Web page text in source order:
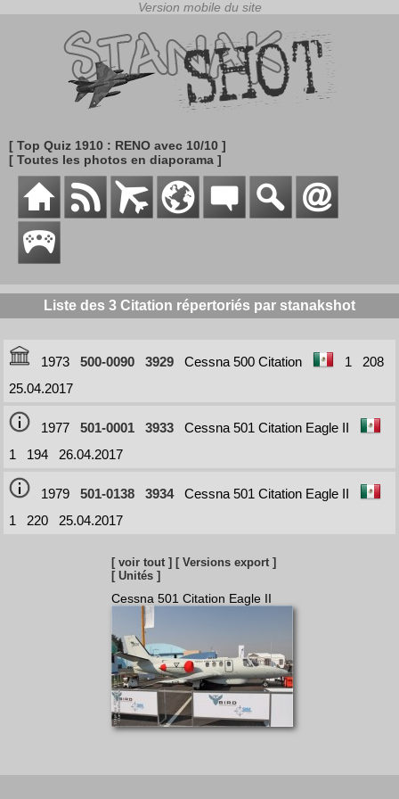
[ Top Quiz 1910 : RENO avec 10/10 ]
[ Toutes les photos en diaporama ]
Liste des 3 Citation répertoriés par stanakshot
1973 500-0090 3929 Cessna 500 Citation 1
208
25.04.2017
1977 501-0001 3933
Cessna 501 Citation Eagle II
1
194 26.04.2017
1979 501-0138 3934
Cessna 501 Citation Eagle II
1
220 25.04.2017
[ voir tout ] [ Versions export ]
[ Unités ]
Cessna 501 Citation Eagle II